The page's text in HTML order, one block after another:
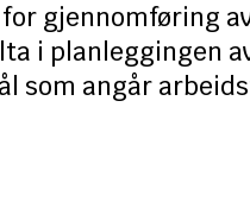
gjennomføring
i planleggingen
som angår